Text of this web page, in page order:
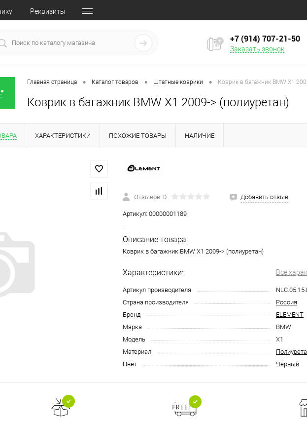
Реквизиты
+7 (914) 707‒21‒50
Заказать звонок
Главная страница • Каталог товаров • Штатные коврики • Коврик в багажник BMW X1
Коврик в багажник BMW X1 2009-> (полиуретан)
ХАРАКТЕРИСТИКИ ПОХОЖИЕ ТОВАРЫ НАЛИЧИЕ
Отзывов: 0 Добавить отзыв
Артикул: 00000001189
Описание товара:
Коврик в багажник BMW X1 2009-> (полиуретан)
Характеристики: Все
Артикул производителя
Страна производителя
Россия
Бренд
ELEMENT
Марка
BMW
Модель
X1
Материал
Цвет
Черный